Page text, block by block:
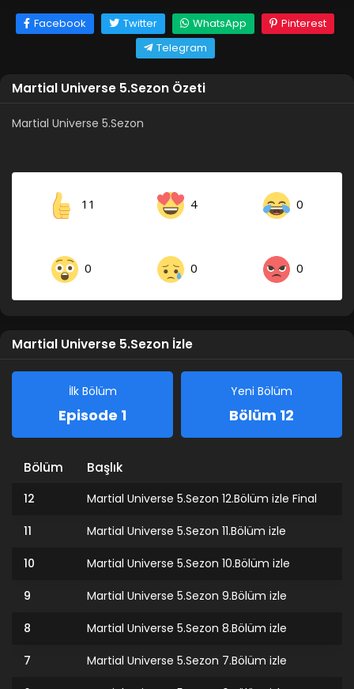
Facebook Twitter WhatsApp
Pinterest
Telegram
Martial Universe 5.Sezon Özeti
Martial Universe 5.Sezon
11 4 0
0 0 0
Martial Universe 5.Sezon İzle
İlk Bölüm
Episode 1
Yeni Bölüm
Bölüm 12
Bölüm Başlık
12 Martial Universe 5.Sezon 12.Bölüm izle Final
11 Martial Universe 5.Sezon 11.Bölüm izle
10 Martial Universe 5.Sezon 10.Bölüm izle
9 Martial Universe 5.Sezon 9.Bölüm izle
8 Martial Universe 5.Sezon 8.Bölüm izle
7 Martial Universe 5.Sezon 7.Bölüm izle